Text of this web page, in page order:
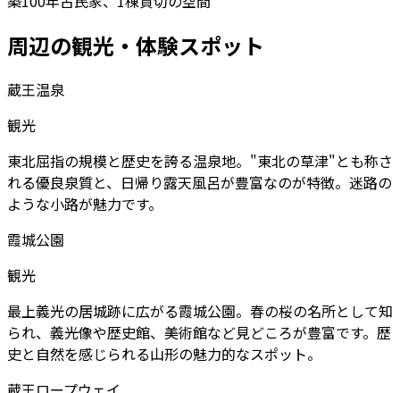
周辺の観光・体験スポット
蔵王温泉
観光
東北屈指の規模と歴史を誇る温泉地。"東北の草津"とも称さ
れる優良泉質と、日帰り露天風呂が豊富なのが特徴。迷路の
ような小路が魅力です。
霞城公園
観光
最上義光の居城跡に広がる霞城公園。春の桜の名所として知
られ、義光像や歴史館、美術館など見どころが豊富です。歴
史と自然を感じられる山形の魅力的なスポット。